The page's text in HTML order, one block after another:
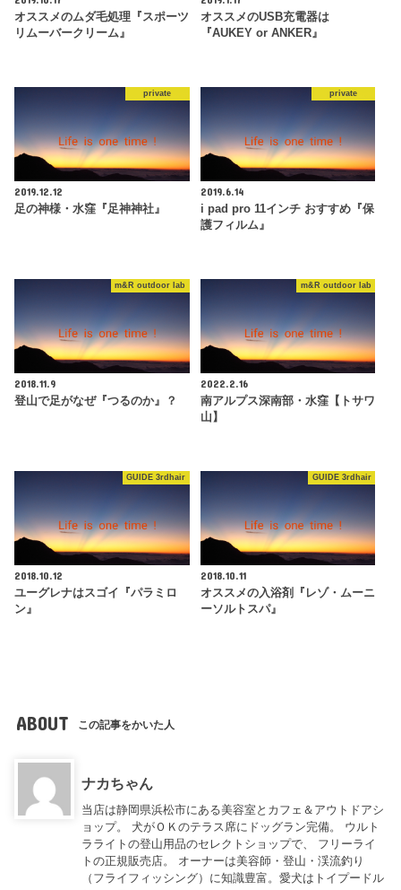
オススメのムダ毛処理『スポーツ
リムーバークリーム』
オススメのUSB充電器は
『AUKEY or ANKER』
private
2019.12.12
足の神様・水窪『足神神社』
private
2019.6.14
i pad pro 11インチ おすすめ『保
護フィルム』
m&R outdoor lab
2018.11.9
登山で足がなぜ『つるのか』？
m&R outdoor lab
2022.2.16
南アルプス深南部・水窪【トサワ
山】
GUIDE 3rdhair
2018.10.12
ユーグレナはスゴイ『パラミロ
ン』
GUIDE 3rdhair
2018.10.11
オススメの入浴剤『レゾ・ムーニ
ーソルトスパ』
ABOUT この記事をかいた人
ナカちゃん
当店は静岡県浜松市にある美容室とカフェ＆アウトドアシ
ョップ。 犬がＯＫのテラス席にドッグラン完備。 ウルト
ラライトの登山用品のセレクトショップで、 フリーライ
トの正規販売店。 オーナーは美容師・登山・渓流釣り
（フライフィッシング）に知識豊富。愛犬はトイプードル